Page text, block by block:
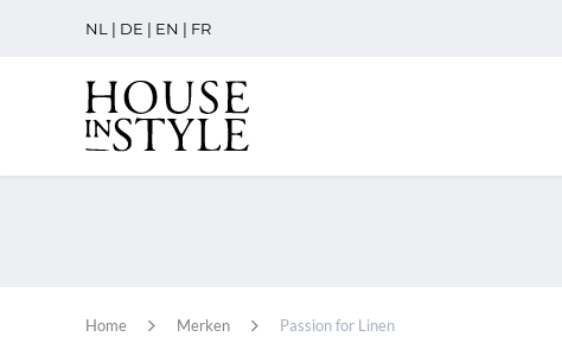
NL | DE | EN | FR
Home Merken Passion for Linen